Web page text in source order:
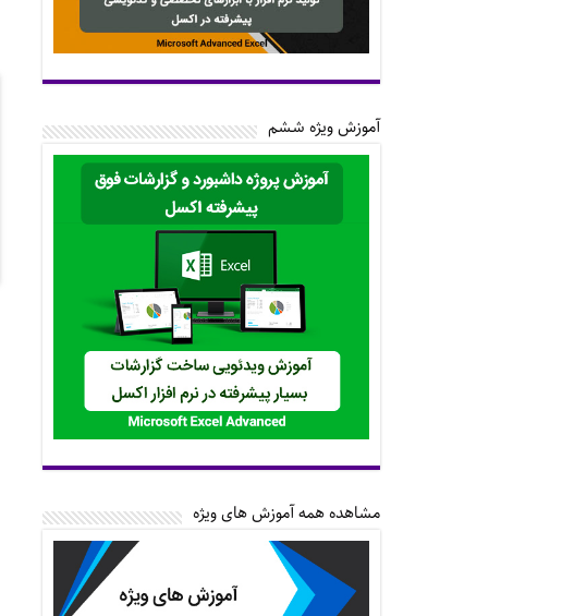
آموزش ویژه ششم
مشاهده همه آموزش های ویژه